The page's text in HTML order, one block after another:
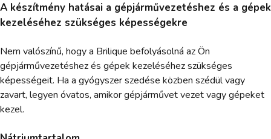
A készítmény hatásai a gépjárművezetéshez és a gépek
kezeléséhez szükséges képességekre
Nem valószínű, hogy a Brilique befolyásolná az Ön
gépjárművezetéshez és gépek kezeléséhez szükséges
képességeit. Ha a gyógyszer szedése közben szédül vagy
zavart, legyen óvatos, amikor gépjárművet vezet vagy gépeket
kezel.